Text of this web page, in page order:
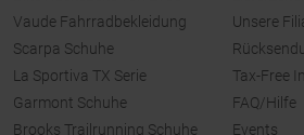
Vaude Fahrradbekleidung
Scarpa Schuhe
La Sportiva TX Serie
Garmont Schuhe
Brooks Trailrunning Schuhe
Unsere
Tax-Free
FAQ/Hilfe
Events